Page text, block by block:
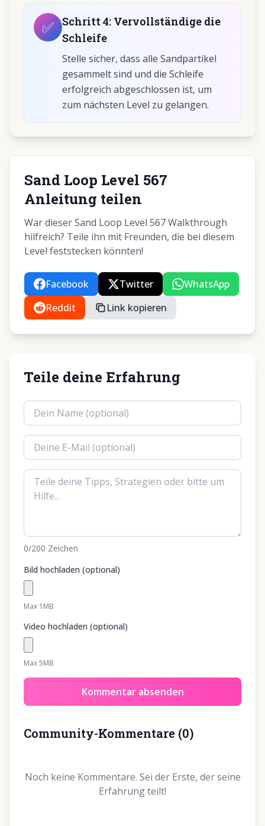
✅ Schritt4: Vervollständige die
Schleife
Stelle sicher, dass alle Sandpartikel
gesammelt sind und die Schleife
erfolgreich abgeschlossen ist, um
zum nächsten Level zu gelangen.
Sand Loop Level 567
Anleitung teilen
War dieser Sand Loop Level 567 Walkthrough
hilfreich? Teile ihn mit Freunden, die bei diesem
Level feststecken könnten!
Facebook Twitter
WhatsApp
Reddit
Link kopieren
Teile deine Erfahrung
0/200 Zeichen
Bild hochladen (optional)
Max 1MB
Video hochladen (optional)
Max 5MB
Kommentar absenden
Community-Kommentare (0)
Noch keine Kommentare. Sei der Erste, der seine
Erfahrung teilt!